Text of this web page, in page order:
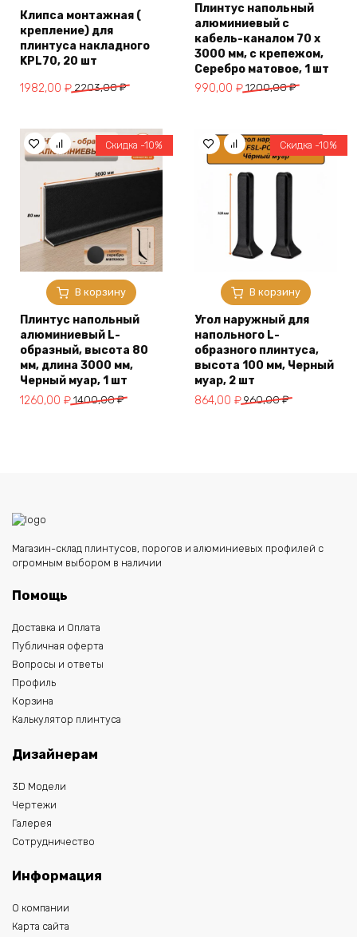
Клипса монтажная (
крепление) для
плинтуса накладного
KPL70, 20 шт
2203,00₽
Первоначальная
2203,00 ₽.
1982,00 ₽
Текущая
Плинтус напольный
алюминиевый с
кабель-каналом 70 х
3000 мм, с крепежом,
Серебро матовое, 1 шт
1200,00₽
Первоначальная
1200,00 ₽.
990,00 ₽
Текущая
В корзину
Скидка -10%
Плинтус напольный
алюминиевый L-
образный, высота 80
мм, длина 3000 мм,
Черный муар, 1 шт
1400,00₽
Первоначальная
1260,00 ₽
Текущая
В корзину
Скидка -10%
Угол наружный для
напольного L-
образного плинтуса,
высота 100 мм, Черный
муар, 2 шт
960,00₽
Первоначальная
864,00 ₽
Текущая
Магазин-склад плинтусов, порогов и алюминиевых профилей с
огромным выбором в наличии
Помощь
Доставка и Оплата
Публичная оферта
Вопросы и ответы
Профиль
Корзина
Калькулятор плинтуса
Дизайнерам
3D Модели
Чертежи
Галерея
Сотрудничество
Информация
О компании
Карта сайта